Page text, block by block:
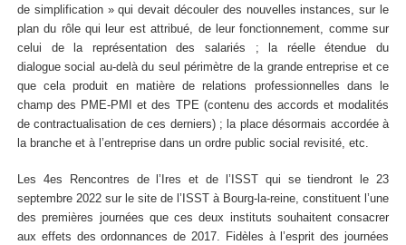
de simplification » qui devait découler des nouvelles instances, sur le
plan du rôle qui leur est attribué, de leur fonctionnement, comme sur
celui de la représentation des salariés ; la réelle étendue du
dialogue social au-delà du seul périmètre de la grande entreprise et ce
que cela produit en matière de relations professionnelles dans le
champ des PME-PMI et des TPE (contenu des accords et modalités
de contractualisation de ces derniers) ; la place désormais accordée à
la branche et à l’entreprise dans un ordre public social revisité, etc.
Les 4es Rencontres de l’Ires et de l’ISST qui se tiendront le 23
septembre 2022 sur le site de l’ISST à Bourg-la-reine, constituent l’une
des premières journées que ces deux instituts souhaitent consacrer
aux effets des ordonnances de 2017. Fidèles à l’esprit des journées